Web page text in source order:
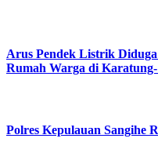
Arus Pendek Listrik
Rumah Warga di
Polres Kepulauan Sangihe